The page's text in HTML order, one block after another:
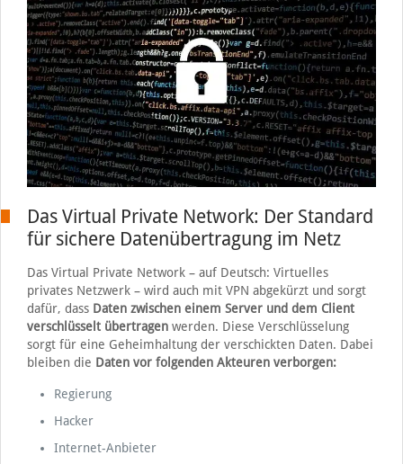
Das Virtual Private Network: Der Standard
für sichere Datenübertragung im Netz
Das Virtual Private Network – auf Deutsch: Virtuelles
privates Netzwerk – wird auch mit VPN abgekürzt und sorgt
dafür, dass Daten zwischen einem Server und dem Client
verschlüsselt übertragenwerden. Diese Verschlüsselung
sorgt für eine Geheimhaltung der verschickten Daten. Dabei
bleiben die Daten vor folgenden Akteuren verborgen:
Regierung
Hacker
Internet-Anbieter